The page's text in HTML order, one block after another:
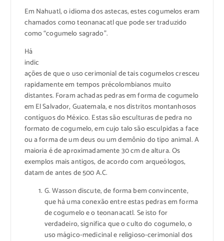
Em Nahuatl, o idioma dos astecas, estes cogumelos eram
chamados como teonanacatl que pode ser traduzido
como “cogumelo sagrado”.
Há
indic
ações de que o uso cerimonial de tais cogumelos cresceu
rapidamente em tempos précolombianos muito
distantes. Foram achadas pedras em forma de cogumelo
em El Salvador, Guatemala, e nos distritos montanhosos
contíguos do México. Estas são esculturas de pedra no
formato de cogumelo, em cujo talo são esculpidas a face
ou a forma de um deus ou um demônio do tipo animal. A
maioria é de aproximadamente 30 cm de altura. Os
exemplos mais antigos, de acordo com arqueólogos,
datam de antes de 500 A.C.
G. Wasson discute, de forma bem convincente,
que há uma conexão entre estas pedras em forma
de cogumelo e o teonanacatl. Se isto for
verdadeiro, significa que o culto do cogumelo, o
uso mágico-medicinal e religioso-cerimonial dos